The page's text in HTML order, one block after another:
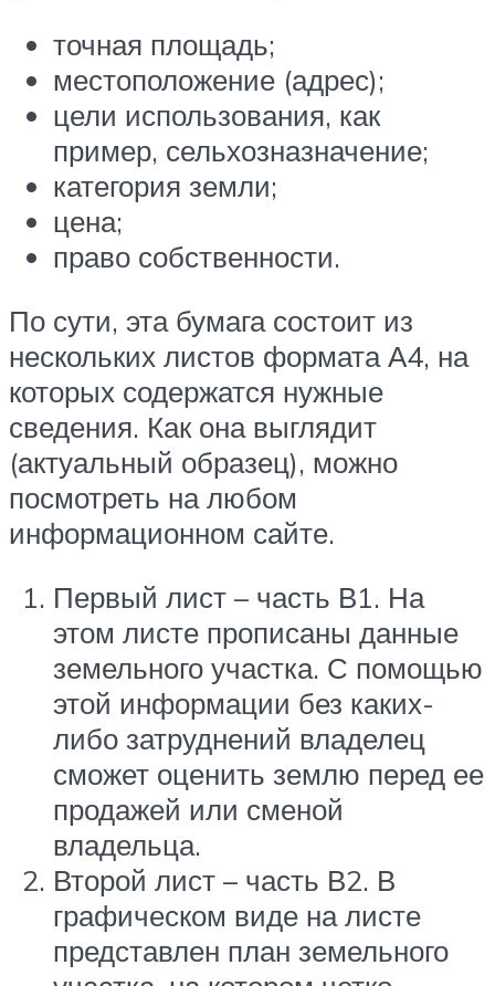
точная площадь;
местоположение (адрес);
цели использования, как
пример, сельхозназначение;
категория земли;
цена;
право собственности.
По сути, эта бумага состоит из
нескольких листов формата А4, на
которых содержатся нужные
сведения. Как она выглядит
(актуальный образец), можно
посмотреть на любом
информационном сайте.
Первый лист – часть В1. На
этом листе прописаны данные
земельного участка. С помощью
этой информации без каких-
либо затруднений владелец
сможет оценить землю перед ее
продажей или сменой
владельца.
Второй лист – часть В2. В
графическом виде на листе
представлен план земельного